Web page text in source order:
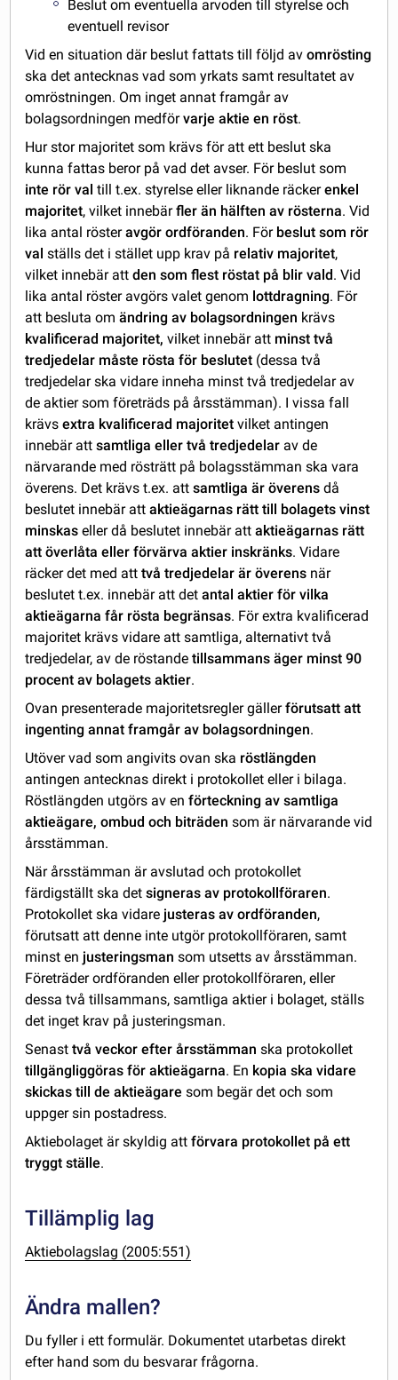
Beslut om eventuella arvoden till styrelse och
eventuell revisor
Vid en situation där beslut fattats till följd avomrösting
ska det antecknas vad som yrkats samt resultatet av
omröstningen. Om inget annat framgår av
bolagsordningen medförvarje aktie en röst.
Hur stor majoritet som krävs för att ett beslut ska
kunna fattas beror på vad det avser. För beslut som
inte rör valtill t.ex. styrelse eller liknande räckerenkel
majoritet, vilket innebärfler än hälften av rösterna. Vid
lika antal rösteravgör ordföranden. För beslut som rör
valställs det i stället upp krav på relativ majoritet,
vilket innebär attden som flest röstat på blir vald. Vid
lika antal röster avgörs valet genom lottdragning. För
att besluta omändring av bolagsordningen krävs
kvalificerad majoritet, vilket innebär att minst två
tredjedelar måste rösta för beslutet (dessa två
tredjedelar ska vidare inneha minst två tredjedelar av
de aktier som företräds på årsstämman). I vissa fall
krävsextra kvalificerad majoritet vilket antingen
innebär attsamtliga eller två tredjedelar av de
närvarande med rösträtt på bolagsstämman ska vara
överens. Det krävs t.ex. attsamtliga är överens då
beslutet innebär attaktieägarnas rätt till bolagets vinst
minskas eller då beslutet innebär attaktieägarnas rätt
att överlåta eller förvärva aktier inskränks. Vidare
räcker det med atttvå tredjedelar är överens när
beslutet t.ex. innebär att detantal aktier för vilka
aktieägarna får rösta begränsas. För extra kvalificerad
majoritet krävs vidare att samtliga, alternativt två
tredjedelar, av de röstandetillsammans äger minst 90
procent av bolagets aktier.
Ovan presenterade majoritetsregler gällerförutsatt att
ingenting annat framgår av bolagsordningen.
Utöver vad som angivits ovan ska röstlängden
antingen antecknas direkt i protokollet eller i bilaga.
Röstlängden utgörs av enförteckning av samtliga
aktieägare, ombud och biträden som är närvarande vid
årsstämman.
När årsstämman är avslutad och protokollet
färdigställt ska detsigneras av protokollföraren.
Protokollet ska vidare justeras av ordföranden,
förutsatt att denne inte utgör protokollföraren, samt
minst en justeringsmansom utsetts av årsstämman.
Företräder ordföranden eller protokollföraren, eller
dessa två tillsammans, samtliga aktier i bolaget, ställs
det inget krav på justeringsman.
Senasttvå veckor efter årsstämmanska protokollet
tillgängliggöras för aktieägarna. En kopia ska vidare
skickas till de aktieägaresom begär det och som
uppger sin postadress.
Aktiebolaget är skyldig attförvara protokollet på ett
tryggt ställe.
Tillämplig lag
Aktiebolagslag (2005:551)
Ändra mallen?
Du fyller i ett formulär. Dokumentet utarbetas direkt
efter hand som du besvarar frågorna.